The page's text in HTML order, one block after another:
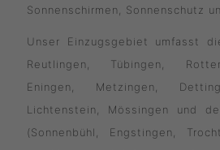
Sonnenschirmen, Sonnenschutz
Unser Einzugsgebiet umfasst
Reutlingen, Tübingen,
Eningen, Metzingen,
Lichtenstein, Mössingen und
(Sonnenbühl, Engstingen,